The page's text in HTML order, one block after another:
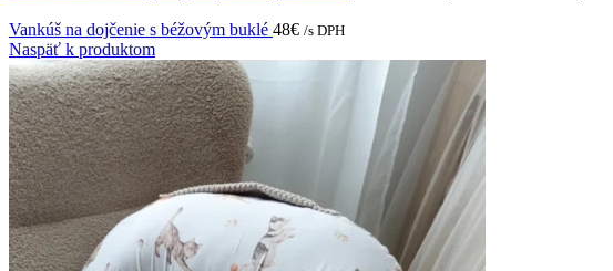
Vankúš na dojčenie s béžovým buklé 48€ /s DPH
Naspäť k produktom